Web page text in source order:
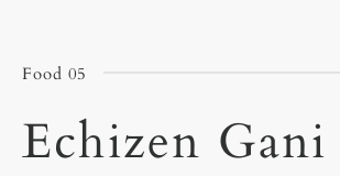
Food 05
Echizen Gani